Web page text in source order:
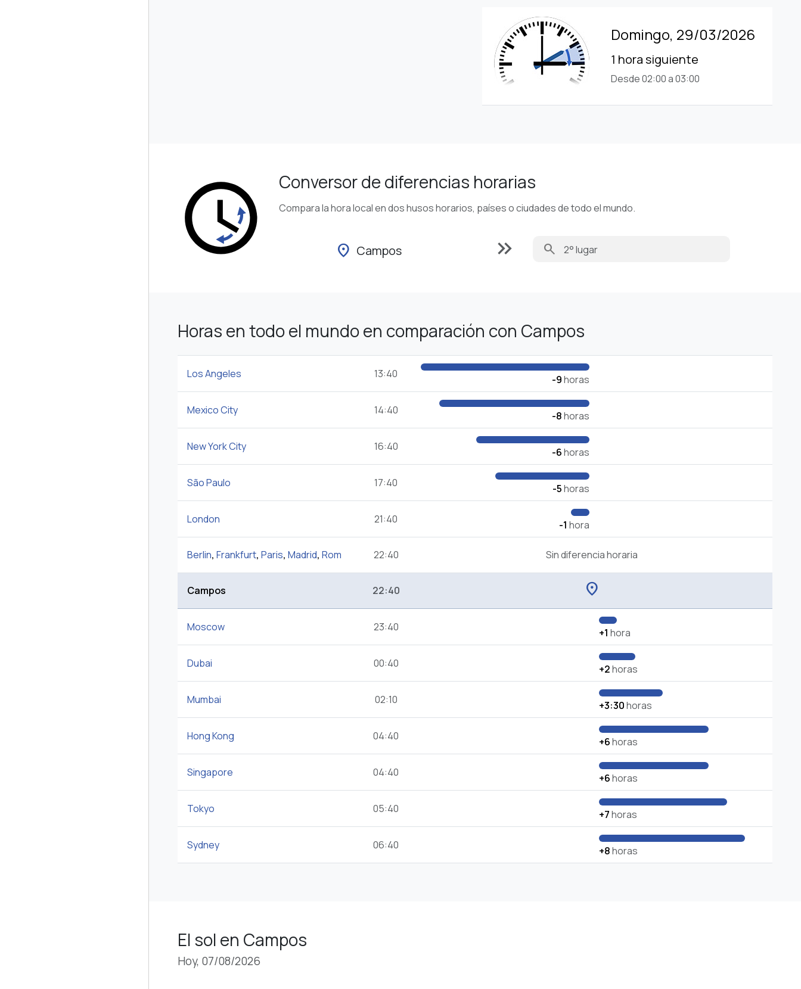
Domingo, 29/03/2026
1 hora siguiente
Desde 02:00 a 03:00
Conversor de diferencias horarias
Compara la hora local en dos husos horarios, países o ciudades de todo el mundo.
location_on Campos keyboard_double_arrow_right search
Horas en todo el mundo en comparación con Campos
Los Angeles 13:40 -9horas
Mexico City 14:40 -8horas
New York City 16:40 -6horas
São Paulo 17:40 -5horas
London 21:40 -1 hora
Berlin, Frankfurt, Paris, Madrid, Rom 22:40 Sin diferencia horaria
Campos 22:40 location_on
Moscow 23:40 +1 hora
Dubai 00:40 +2horas
Mumbai 02:10 +3:30horas
Hong Kong 04:40 +6horas
Singapore 04:40 +6horas
Tokyo 05:40 +7horas
Sydney 06:40 +8horas
El sol en Campos
Hoy, 07/08/2026